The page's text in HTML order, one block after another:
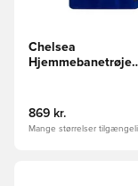
Chelsea
Hjemmebanetrøje
869 kr.
Mange størrelser
Åbner en Modal